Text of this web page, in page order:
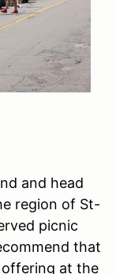
and head
region of St-
picnic
that
offering at the